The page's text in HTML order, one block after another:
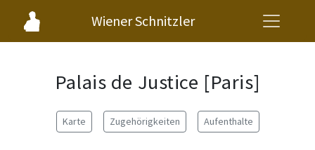
Wiener Schnitzler
Palais de Justice [Paris]
Karte Zugehörigkeiten Aufenthalte